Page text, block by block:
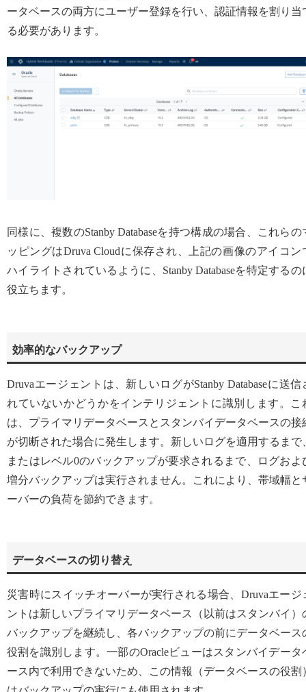
ータベースの両方にユーザー登録を行い、認証情報を割り当
る必要があります。
同様に、複数のStanby Databaseを持つ構成の場合、これらの
ッピングはDruva Cloudに保存され、上記の画像のアイコン
ハイライトされているように、Stanby Databaseを特定するの
役立ちます。
効率的なバックアップ
Druvaエージェントは、新しいログがStanby Databaseに送信
れていないかどうかをインテリジェントに識別します。こ
は、プライマリデータベースとスタンバイデータベースの接
が切断された場合に発生します。新しいログを適用するまで
またはレベル0のバックアップが要求されるまで、ログおよ
増分バックアップは実行されません。これにより、帯域幅と
ーバーの負荷を節約できます。
データベースの切り替え
災害時にスイッチオーバーが実行される場合、Druvaエージ
ントは新しいプライマリデータベース（以前はスタンバイ）
バックアップを継続し、各バックアップの前にデータベース
役割を識別します。一部のOracleビューはスタンバイデータ
ース内で利用できないため、この情報（データベースの役割